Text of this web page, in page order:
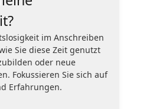
im Anschreiben
Sie diese Zeit genutzt
oder neue
Fokussieren Sie sich auf
Erfahrungen.